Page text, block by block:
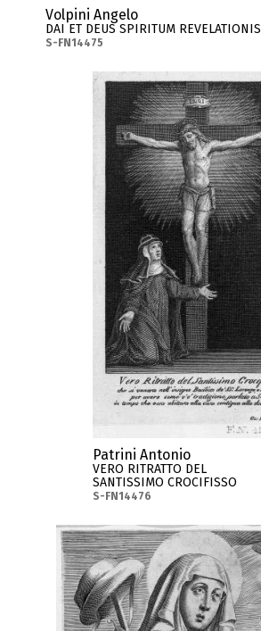
Volpini Angelo
DAI ET DEUS SPIRITUM REVELATIONIS
S-FN14475
Patrini Antonio
VERO RITRATTO DEL
SANTISSIMO CROCIFISSO
S-FN14476